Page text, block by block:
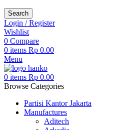
Search
Login / Register
Wishlist
0 Compare
0 items Rp 0.00
Menu
0 items Rp 0.00
Browse Categories
Partisi Kantor Jakarta
Manufactures
Aditech